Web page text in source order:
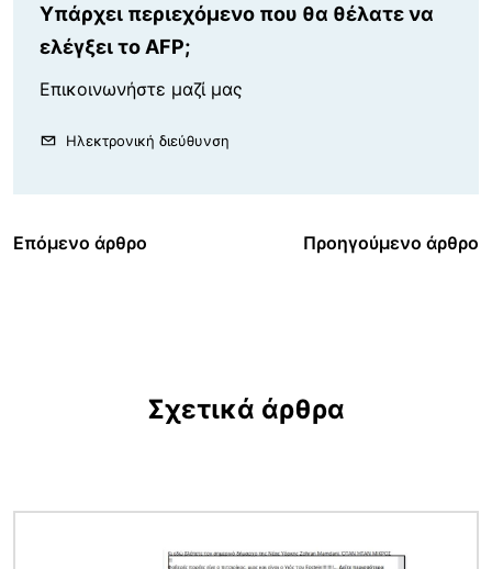
Υπάρχει περιεχόμενο που θα θέλατε να
ελέγξει το AFP;
Επικοινωνήστε μαζί μας
Ηλεκτρονική διεύθυνση
Επόμενο άρθρο Προηγούμενο άρθρο
Σχετικά άρθρα